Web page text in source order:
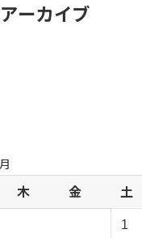
ーカイブ
木 金 土
1